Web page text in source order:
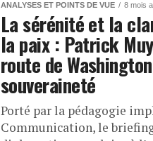
ANALYSES ET POINTS DE VUE 8 mois
La sérénité et la
la paix : Patrick
route de
souveraineté
Porté par la pédagogie
Communication, le